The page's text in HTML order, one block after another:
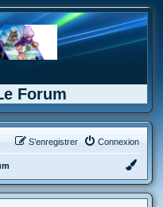
Forum
Connexion
S’enregistrer